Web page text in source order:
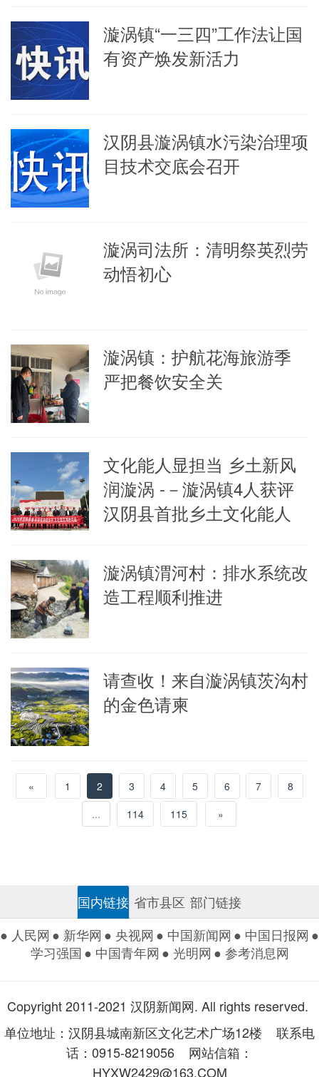
漩涡镇“一三四”工作法让国
有资产焕发新活力
汉阴县漩涡镇水污染治理项
目技术交底会召开
漩涡司法所：清明祭英烈劳
动悟初心
漩涡镇：护航花海旅游季
严把餐饮安全关
文化能人显担当 乡土新风
润漩涡 -－漩涡镇4人获评
汉阴县首批乡土文化能人
漩涡镇渭河村：排水系统改
造工程顺利推进
请查收！来自漩涡镇茨沟村
的金色请柬
« 1 2 3 4 5 6 7
8
...
114 115 »
国内链接 省市县区 部门链接
● 人民网 ● 新华网 ● 央视网 ● 中国新闻网 ● 中国日报网 ●
学习强国● 中国青年网 ● 光明网 ● 参考消息网
Copyright 2011-2021 汉阴新闻网. All rights reserved.
单位地址：汉阴县城南新区文化艺术广场12楼 联系电
话：0915-8219056 网站信箱：
HYXW2429@163.COM